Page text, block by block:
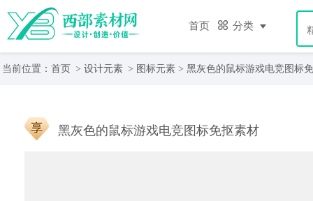
首页 分类
当前位置： 首页 > 设计元素 > 图标元素 > 黑灰色的鼠标游戏电竞图标
黑灰色的鼠标游戏电竞图标免抠素材